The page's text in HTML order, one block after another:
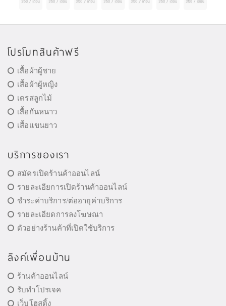
โปรโมทสินค้าฟรี
เสื้อผ้าผู้ชาย
เสื้อผ้าผู้หญิง
เดรสลูกไม้
เสื้อกันหนาว
เสื้อแขนยาว
บริการของเรา
สมัครเปิดร้านค้าออนไลน์
รายละเอียการเปิดร้านค้าออนไลน์
ชำระค่าบริการ/ต่ออายุค่าบริการ
รายละเอียดการลงโฆษณา
ตัวอย่างร้านค้าที่เปิดใช้บริการ
ลิงค์เพื่อนบ้าน
ร้านค้าออนไลน์
รับทำโปรเจค
เว็บโฮสติ้ง